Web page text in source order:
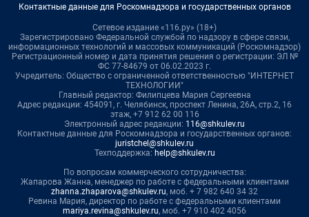
Контактные данные для Роскомнадзора и государственных органов
Сетевое издание «116.ру» (18+)
Зарегистрировано Федеральной службой по надзору в сфере связи,
информационных технологий и массовых коммуникаций (Роскомнадзор)
Регистрационный номер и дата принятия решения о регистрации: ЭЛ №
ФС 77-84679 от 06.02.2023 г.
Учредитель: Общество с ограниченной ответственностью "ИНТЕРНЕТ
ТЕХНОЛОГИИ"
Главный редактор: Филипцева Мария Сергеевна
Адрес редакции: 454091, г. Челябинск, проспект Ленина, 26А, стр.2, 16
этаж, +7 912 62 00 116
Электронный адрес редакции: 116@shkulev.ru
Контактные данные для Роскомнадзора и государственных органов:
juristchel@shkulev.ru
Техподдержка: help@shkulev.ru
По вопросам коммерческого сотрудничества:
Жапарова Жанна, менеджер по работе с федеральными клиентами
zhanna.zhaparova@shkulev.ru, моб. + 7 982 640 34 32
Ревина Мария, директор по работе с федеральными клиентами
mariya.revina@shkulev.ru, моб. +7 910 402 4056